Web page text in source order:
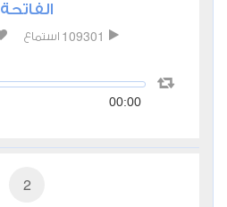
الفاتحة
109301 استماع
00:00
2